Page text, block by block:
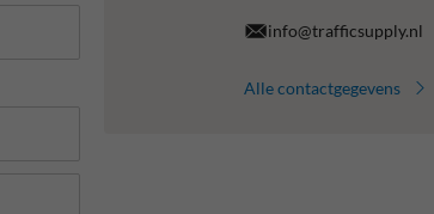
info@trafficsupply.nl
Alle contactgegevens